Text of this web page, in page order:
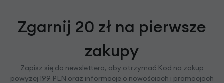
Zgarnij 20 zł na pierwsze
zakupy
Zapisz się do newslettera, aby otrzymać Kod na zakup
powyżej 199 PLN oraz informacje o nowościach i promocjach